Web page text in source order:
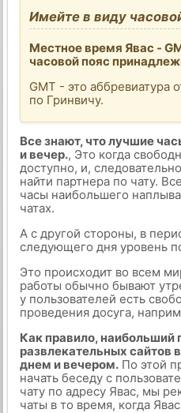
Имейте в виду
Местное время Явас -
часовой пояс
GMT - это аббревиатура
по Гринвичу.
Все знают, что лучшие
и вечер., Это когда
доступно, и,
найти партнера по чату.
часы наибольшего
чатах.
А с другой стороны, в
следующего дня уровень
Это происходит во всем
работы обычно бывают
у пользователей есть
проведения досуга,
Как правило, наибольший
развлекательных сайтов
днем и вечером.По этой
начать беседу с
чату по адресу Явас, мы
чаты в то время, когда